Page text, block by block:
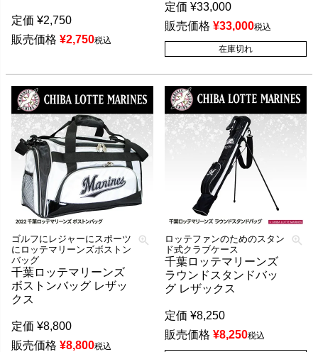
定価 ¥2,750
販売価格 ¥2,750税込
定価 ¥33,000
販売価格 ¥33,000税込
在庫切れ
ゴルフにレジャーにスポーツ
にロッテマリーンズボストン
バッグ
千葉ロッテマリーンズ
ボストンバッグ レザッ
クス
定価 ¥8,800
販売価格 ¥8,800税込
ロッテファンのためのスタン
ド式クラブケース
千葉ロッテマリーンズ
ラウンドスタンドバッ
グ レザックス
定価 ¥8,250
販売価格 ¥8,250税込